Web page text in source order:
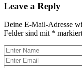
Leave a Reply
Deine E-Mail-Adresse
Felder sind mit * markiert